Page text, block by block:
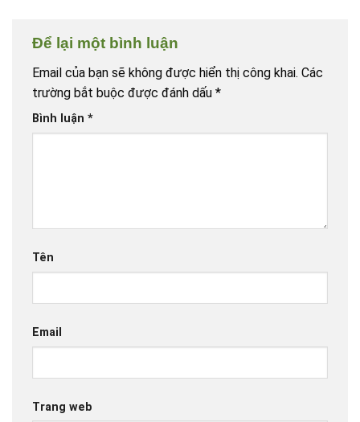
Để lại một bình luận
Email của bạn sẽ không được hiển thị công khai. Các
trường bắt buộc được đánh dấu *
Bình luận *
Tên
Email
Trang web